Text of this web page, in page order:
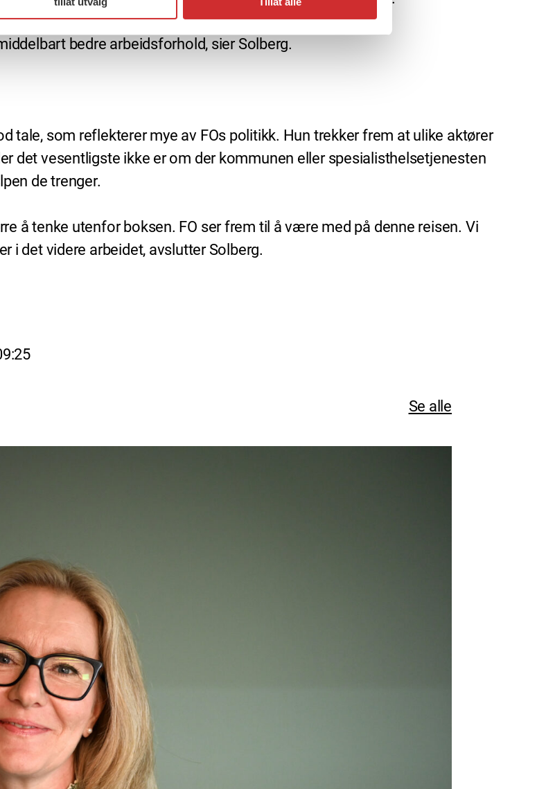
bedre arbeidsforhold, sier Solberg.
tale, som reflekterer mye av FOs politikk. Hun trekker frem at ulike aktører
det vesentligste ikke er om der kommunen eller spesialisthelsetjenesten
de trenger.
å tenke utenfor boksen. FO ser frem til å være med på denne reisen. Vi
i det videre arbeidet, avslutter Solberg.
Se alle